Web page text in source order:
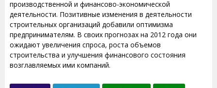
производственной и финансово-экономической
деятельности. Позитивные изменения в деятельности
строительных организаций добавили оптимизма
предпринимателям. В своих прогнозах на 2012 года они
ожидают увеличения спроса, роста объемов
строительства и улучшения финансового состояния
возглавляемых ими компаний.